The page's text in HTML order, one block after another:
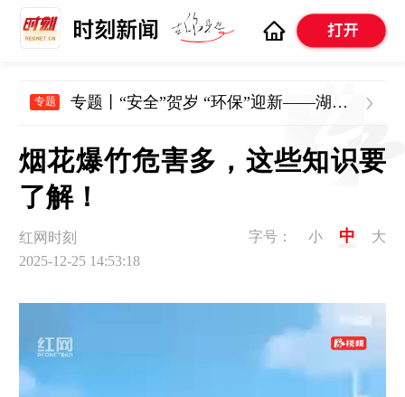
专题 专题丨“安全”贺岁 “环保”迎新——湖南开展烟花爆竹年关守护行动
烟花爆竹危害多，这些知识要
了解！
红网时刻
2025-12-25 14:53:18
字号： 小 中 大